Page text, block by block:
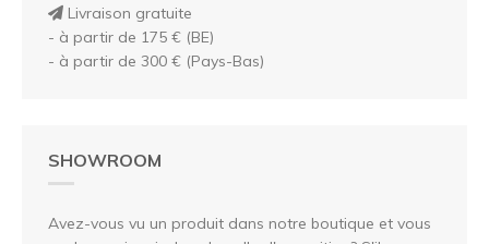
Livraison gratuite
- à partir de 175 € (BE)
- à partir de 300 € (Pays-Bas)
SHOWROOM
Avez-vous vu un produit dans notre boutique et vous